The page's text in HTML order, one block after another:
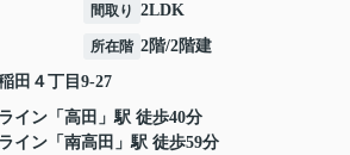
間取り 2LDK
所在階 2階/2階建
田 ４丁目9-27
イン 「 高田 」駅 徒歩40分
イン 「 南高田 」駅 徒歩59分